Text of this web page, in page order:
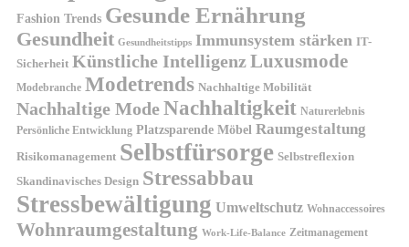
Fashion Trends Gesunde Ernährung
Gesundheit Gesundheitstipps Immunsystem stärken IT-
Sicherheit Künstliche IntelligenzLuxusmode
Modebranche Modetrends Nachhaltige Mobilität
Nachhaltige ModeNachhaltigkeit Naturerlebnis
Persönliche Entwicklung Platzsparende Möbel Raumgestaltung
Risikomanagement Selbstfürsorge Selbstreflexion
Skandinavisches Design Stressabbau
Stressbewältigung Umweltschutz Wohnaccessoires
Wohnraumgestaltung Work-Life-Balance Zeitmanagement